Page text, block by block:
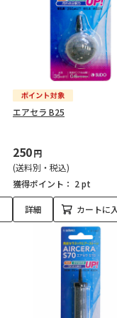
エアセラ B25
250円
(送料別・税込)
獲得ポイント： 2 pt
詳細 カートに